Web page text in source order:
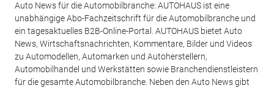
Auto News für die Automobilbranche: AUTOHAUS ist eine
unabhängige Abo-Fachzeitschrift für die Automobilbranche und
ein tagesaktuelles B2B-Online-Portal. AUTOHAUS bietet Auto
News, Wirtschaftsnachrichten, Kommentare, Bilder und Videos
zu Automodellen, Automarken und Autoherstellern,
Automobilhandel und Werkstätten sowie Branchendienstleistern
für die gesamte Automobilbranche. Neben den Auto News gibt